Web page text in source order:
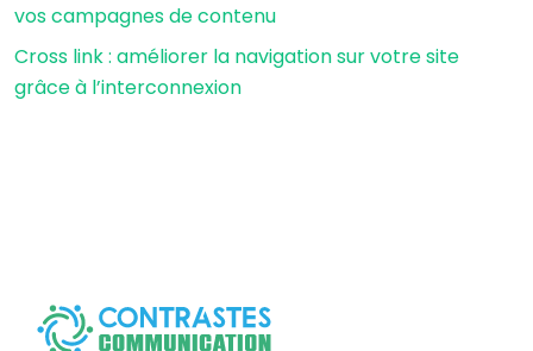
vos campagnes de contenu
Cross link : améliorer la navigation sur votre site
grâce à l’interconnexion